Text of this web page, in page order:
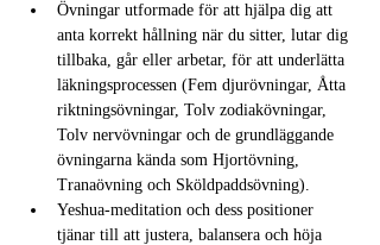
Övningar utformade för att hjälpa dig att
anta korrekt hållning när du sitter, lutar dig
tillbaka, går eller arbetar, för att underlätta
läkningsprocessen (Fem djurövningar, Åtta
riktningsövningar, Tolv zodiakövningar,
Tolv nervövningar och de grundläggande
övningarna kända som Hjortövning,
Tranaövning och Sköldpaddsövning).
Yeshua-meditation och dess positioner
tjänar till att justera, balansera och höja